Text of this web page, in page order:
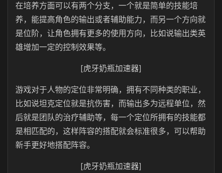
在培养方面可以有两个分支，一个就是简单的技能培
养，能提高角色的输出或者辅助能力，而另一个方向就
是位阶，让角色拥有更多的使用方向，比如说输出类英
雄增加一定的控制效果等。
[虎牙奶瓶加速器]
游戏对于人物的定位非常明确，拥有不同种类的职业，
比如说坦克定位就是抗伤害，而输出多为远程单位，然
后就是团队的治疗辅助等，每一个定位所拥有的技能都
是相匹配的，这样阵容的搭配就会标准很多，可以帮助
新手更好地搭配阵容。
[虎牙奶瓶加速器]